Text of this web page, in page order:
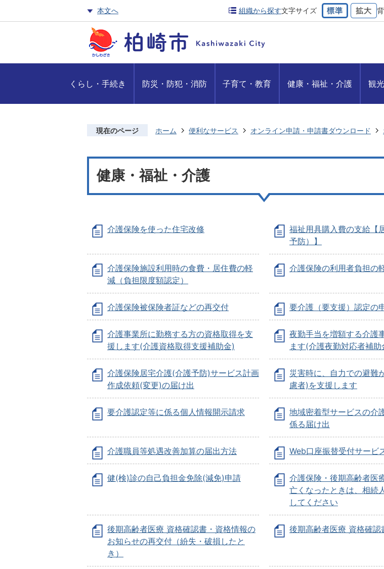
本文へ 組織から探す文字サイズ
くらし・手続き 防災・防犯・消防 子育て・教育 健康・福祉・介護 観
現在のページ ホーム 便利なサービス オンライン申請・申請書ダウンロード
健康・福祉・介護
介護保険を使った住宅改修
福祉用具購入費の支給【
予防）】
介護保険施設利用時の食費・居住費の軽
減（負担限度額認定）
介護保険の利用者負担の
介護保険被保険者証などの再交付 要介護（要支援）認定の
介護事業所に勤務する方の資格取得を支
援します(介護資格取得支援補助金)
夜勤手当を増額する介護
ます(介護夜勤対応者補助
介護保険居宅介護(介護予防)サービス計画
作成依頼(変更)の届け出
災害時に、自力での避難
慮者)を支援します
要介護認定等に係る個人情報開示請求
地域密着型サービスの介
係る届け出
介護職員等処遇改善加算の届出方法 Web口座振替受付サービ
健(検)診の自己負担金免除(減免)申請
介護保険・後期高齢者医
亡くなったときは、相続
してください
後期高齢者医療 資格確認書・資格情報の
お知らせの再交付（紛失・破損したと
き）
後期高齢者医療 資格確認